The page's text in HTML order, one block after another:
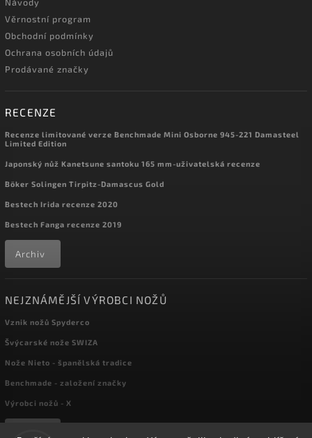
Návody
Věrnostní program
Obchodní podmínky
Ochrana osobních údajů
Prodávané značky
RECENZE
Recenze limitované verze Benchmade Mini Osborne 945-221 Damasteel
Limited Edition
Japonský nůž Kanetsune santoku 165 mm-uživatelská recenze
Böker Solingen Tirpitz-Damascus Gold
Bestech Irida recenze 2020
Bestech Fanga recenze 2019
Archiv
NEJZNÁMĚJŠÍ VÝROBCI NOŽŮ
Vznik nožů Spyderco
Švýcarské nože SWIZA
Nože Nieto - španělská tradice
Benchmade - založení značky
Výrobci nožů - X